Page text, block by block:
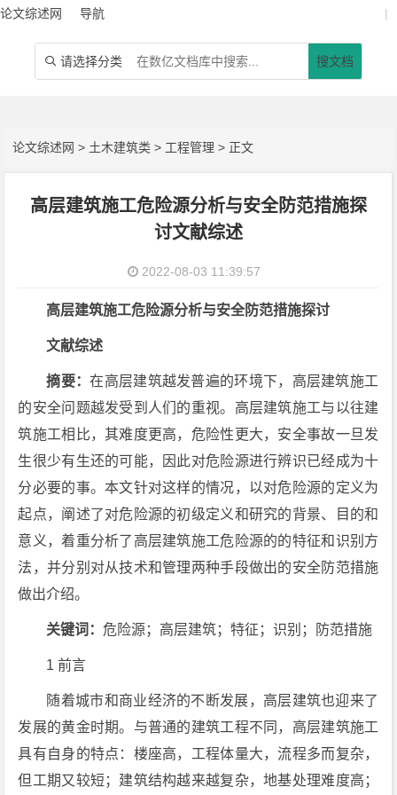
论文综述网 导航 |
 请选择分类 搜文档
论文综述网 > 土木建筑类 > 工程管理 > 正文
高层建筑施工危险源分析与安全防范措施探
讨文献综述
2022-08-03 11:39:57
高层建筑施工危险源分析与安全防范措施探讨
文献综述
摘要：在高层建筑越发普遍的环境下，高层建筑施工
的安全问题越发受到人们的重视。高层建筑施工与以往建
筑施工相比，其难度更高，危险性更大，安全事故一旦发
生很少有生还的可能，因此对危险源进行辨识已经成为十
分必要的事。本文针对这样的情况，以对危险源的定义为
起点，阐述了对危险源的初级定义和研究的背景、目的和
意义，着重分析了高层建筑施工危险源的的特征和识别方
法，并分别对从技术和管理两种手段做出的安全防范措施
做出介绍。
关键词：危险源；高层建筑；特征；识别；防范措施
1 前言
随着城市和商业经济的不断发展，高层建筑也迎来了
发展的黄金时期。与普通的建筑工程不同，高层建筑施工
具有自身的特点：楼座高，工程体量大，流程多而复杂，
但工期又较短；建筑结构越来越复杂，地基处理难度高；